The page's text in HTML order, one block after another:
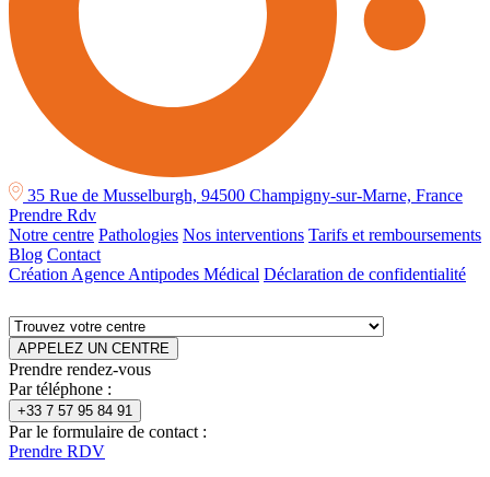
35 Rue de Musselburgh, 94500 Champigny-sur-Marne, France
Prendre Rdv
Notre centre Pathologies Nos interventions Tarifs et remboursements
Blog Contact
Création Agence Antipodes Médical Déclaration de confidentialité
APPELEZ UN CENTRE
Prendre rendez-vous
Par téléphone :
+33 7 57 95 84 91
Par le formulaire de contact :
Prendre RDV